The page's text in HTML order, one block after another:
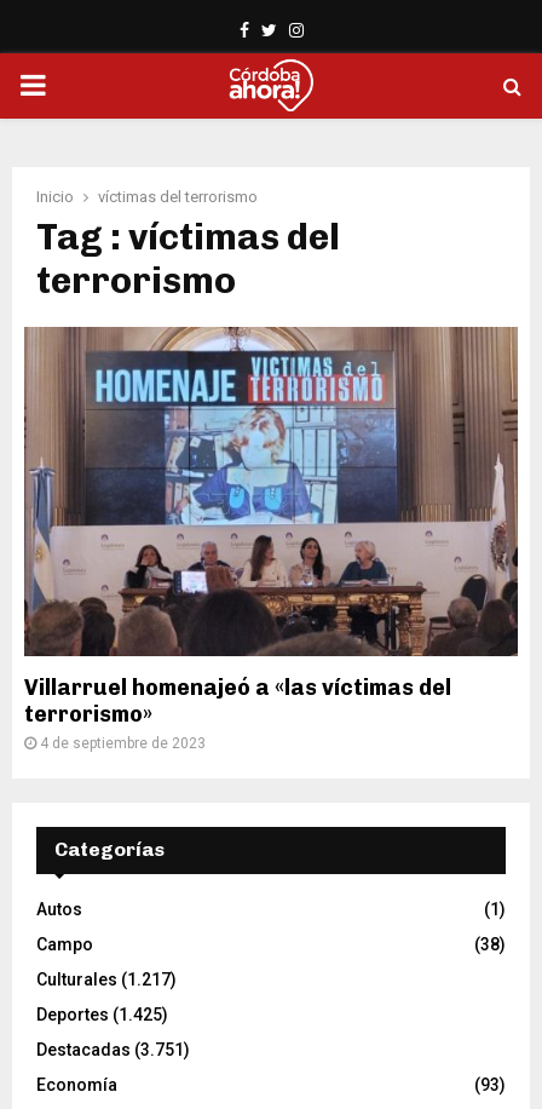
Facebook
TwitterInstagram
PRIMARY
Inicio víctimas del terrorismo
Tag : víctimas del
terrorismo
Villarruel homenajeó a «las víctimas del
terrorismo»
4 de septiembre de 2023
Categorías
Autos
(1)
Campo
(38)
Culturales (1.217)
Deportes (1.425)
Destacadas (3.751)
Economía
(93)